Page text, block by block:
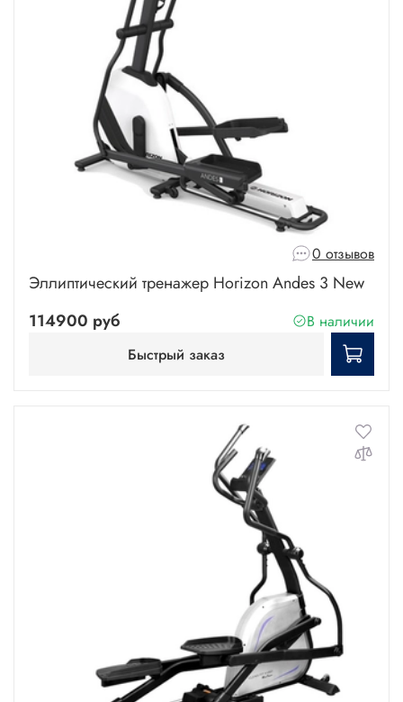
0 отзывов
Эллиптический тренажер Horizon Andes 3 New
114900 руб
В наличии
Быстрый заказ